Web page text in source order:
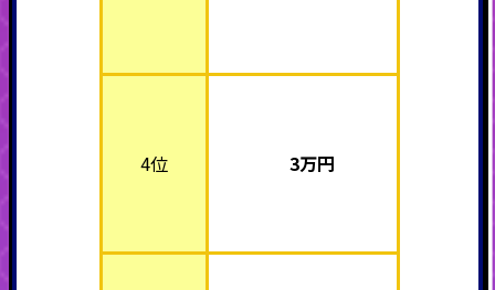
4位 3万円